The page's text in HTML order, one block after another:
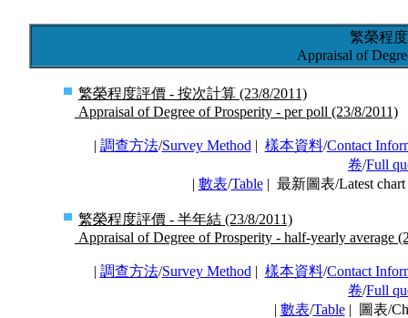
繁榮程
Appraisal of
繁榮程度評價 - 按次計算 (23/8/2011)
Appraisal of Degree of Prosperity - per poll (23/8/2011)
| 調查方法/Survey Method | 樣本資料/Contact
卷/Full
| 數表/Table| 最新圖表/Latest
繁榮程度評價 - 半年結 (23/8/2011)
Appraisal of Degree of Prosperity - half-yearly average
| 調查方法/Survey Method | 樣本資料/Contact
卷/Full
| 數表/Table| 圖表/